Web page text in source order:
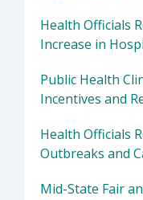
Health Officials
Increase in
Public Health
Incentives and
Health Officials
Outbreaks and
Mid-State Fair